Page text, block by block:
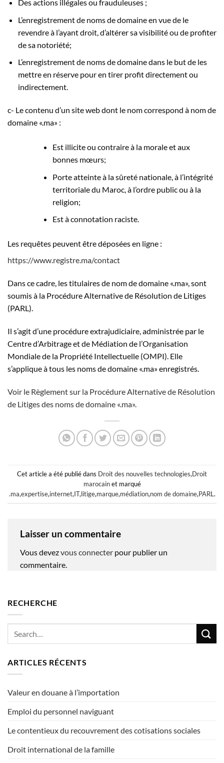
Des actions illégales ou frauduleuses ;
L’enregistrement de noms de domaine en vue de le
revendre à l’ayant droit, d’altérer sa visibilité ou de profiter
de sa notoriété;
L’enregistrement de noms de domaine dans le but de les
mettre en réserve pour en tirer profit directement ou
indirectement.
c- Le contenu d’un site web dont le nom correspond à nom de
domaine «.ma» :
Est illicite ou contraire à la morale et aux
bonnes mœurs;
Porte atteinte à la sûreté nationale, à l’intégrité
territoriale du Maroc, à l’ordre public ou à la
religion;
Est à connotation raciste.
Les requêtes peuvent être déposées en ligne :
https://www.registre.ma/contact
Dans ce cadre, les titulaires de nom de domaine «.ma», sont
soumis à la Procédure Alternative de Résolution de Litiges
(PARL).
Il s’agit d’une procédure extrajudiciaire, administrée par le
Centre d’Arbitrage et de Médiation de l’Organisation
Mondiale de la Propriété Intellectuelle (OMPI). Elle
s’applique à tous les noms de domaine «.ma» enregistrés.
Voir le Règlement sur la Procédure Alternative de Résolution
de Litiges des noms de domaine «.ma».
Cet article a été publié dans Droit des nouvelles technologies,Droit
marocainet marqué
.ma,expertise,internet,IT,litige,marque,médiation,nom de domaine,PARL .
Laisser un commentaire
Vous devezvous connecter pour publier un
commentaire.
RECHERCHE
ARTICLES RÉCENTS
Valeur en douane à l’importation
Emploi du personnel naviguant
Le contentieux du recouvrement des cotisations sociales
Droit international de la famille